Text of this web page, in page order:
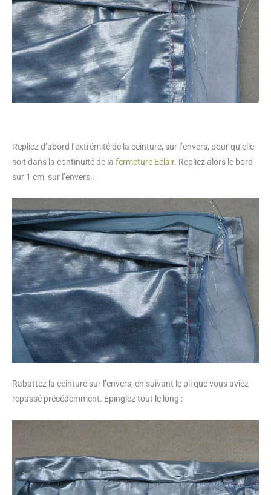
Repliez d’abord l’extrémité de la ceinture, sur l’envers, pour qu’elle
soit dans la continuité de la fermeture Eclair. Repliez alors le bord
sur 1 cm, sur l’envers :
Rabattez la ceinture sur l’envers, en suivant le pli que vous aviez
repassé précédemment. Epinglez tout le long :